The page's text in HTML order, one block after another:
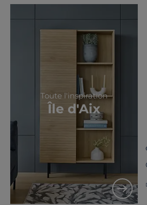
Toute l'inspiration
Île d'Aix